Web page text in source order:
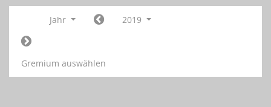
Jahr 2019
Gremium auswählen